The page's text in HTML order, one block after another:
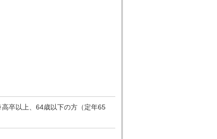
卒以上、64歳以下の方（定年65